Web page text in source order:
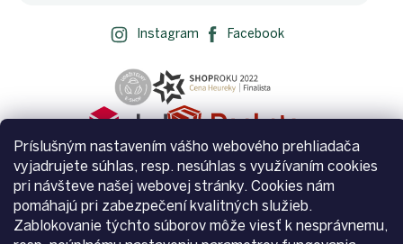
Príslušným nastavením vášho webového prehliadača
vyjadrujete súhlas, resp. nesúhlas s využívaním cookies
pri návšteve našej webovej stránky. Cookies nám
pomáhajú pri zabezpečení kvalitných služieb.
Zablokovanie týchto súborov môže viesť k nesprávnemu,
Instagram Facebook
Vytvoril Shoptet